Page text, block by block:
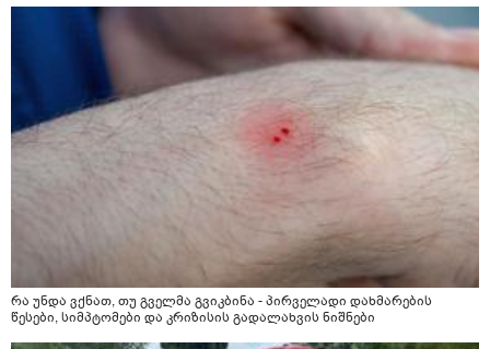
რა უნდა ვქნათ, თუ გველმა გვიკბინა - პირველადი დახმარების
წესები, სიმპტომები და კრიზისის გადალახვის ნიშნები